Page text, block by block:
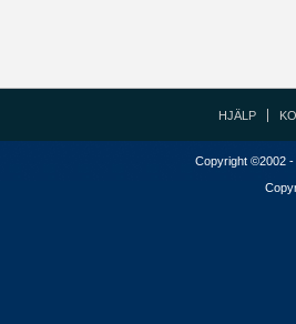
HJÄLP
Copyright ©2002 -